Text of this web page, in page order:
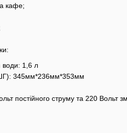
кафе;
води: 1,6 л
345мм*236мм*353мм
постійного струму та 220 Вольт